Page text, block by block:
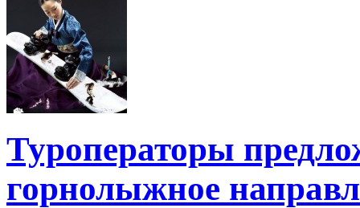
Туроператоры
горнолыжное